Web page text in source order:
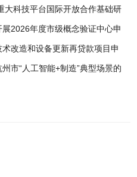
大科技平台国际开放合作基础研
展2026年度市级概念验证中心申
术改造和设备更新再贷款项目申
市“人工智能+制造”典型场景的